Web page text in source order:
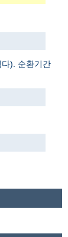
). 순환기간